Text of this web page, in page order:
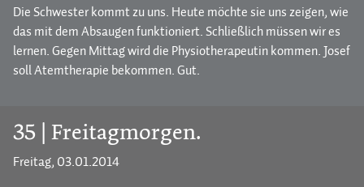
Die Schwester kommt zu uns. Heute möchte sie uns zeigen, wie
das mit dem Absaugen funktioniert. Schließlich müssen wir es
lernen. Gegen Mittag wird die Physiotherapeutin kommen. Josef
soll Atemtherapie bekommen. Gut.
35 | Freitagmorgen.
Freitag, 03.01.2014